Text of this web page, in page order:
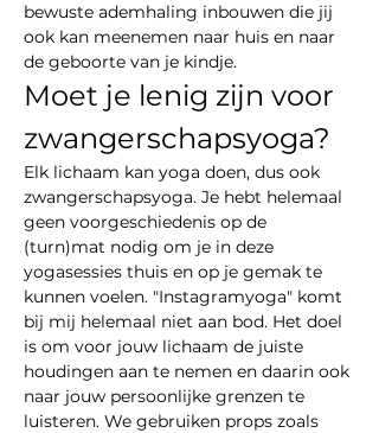
bewuste ademhaling inbouwen die jij
ook kan meenemen naar huis en naar
de geboorte van je kindje.
Moet je lenig zijn voor
zwangerschapsyoga?
Elk lichaam kan yoga doen, dus ook
zwangerschapsyoga. Je hebt helemaal
geen voorgeschiedenis op de
(turn)mat nodig om je in deze
yogasessies thuis en op je gemak te
kunnen voelen. "Instagramyoga" komt
bij mij helemaal niet aan bod. Het doel
is om voor jouw lichaam de juiste
houdingen aan te nemen en daarin ook
naar jouw persoonlijke grenzen te
luisteren. We gebruiken props zoals